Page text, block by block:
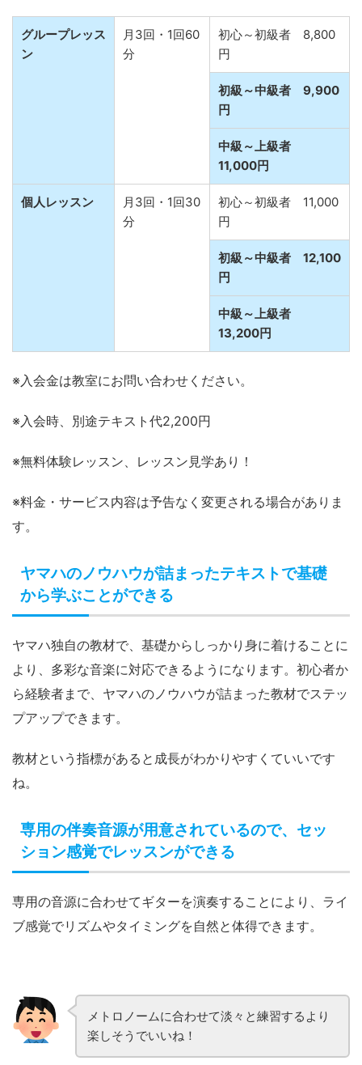
グループレッス
ン
月3回・1回60
分
初心～初級者 8,800
円
初級～中級者 9,900
円
中級～上級者
11,000円
個人レッスン
月3回・1回30
分
初心～初級者 11,000
円
初級～中級者 12,100
円
中級～上級者
13,200円
※入会金は教室にお問い合わせください。
※入会時、別途テキスト代2,200円
※無料体験レッスン、レッスン見学あり！
※料金・サービス内容は予告なく変更される場合がありま
す。
ヤマハのノウハウが詰まったテキストで基礎
から学ぶことができる
ヤマハ独自の教材で、基礎からしっかり身に着けることに
より、多彩な音楽に対応できるようになります。初心者か
ら経験者まで、ヤマハのノウハウが詰まった教材でステッ
プアップできます。
教材という指標があると成長がわかりやすくていいです
ね。
専用の伴奏音源が用意されているので、セッ
ション感覚でレッスンができる
専用の音源に合わせてギターを演奏することにより、ライ
ブ感覚でリズムやタイミングを自然と体得できます。
メトロノームに合わせて淡々と練習するより
楽しそうでいいね！